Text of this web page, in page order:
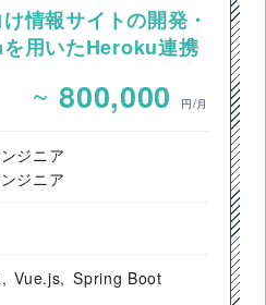
情報サイトの開発・
用いたHeroku連携
~ 800,000 円/月
ジニア
ジニア
Vue.js Spring Boot